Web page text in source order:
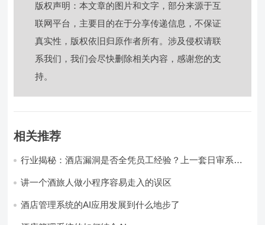
版权声明：本文章的图片和文字，部分来源于互
联网平台，主要目的在于分享传递信息，不保证
真实性，版权依旧归原作者所有。涉及侵权请联
系我们，我们会尽快删除相关内容，感谢您的支
持。
相关推荐
行业揭秘：酒店漏洞是否全凭员工经验？上一套日审系
讲一个酒旅人做小程序容易走入的误区
酒店管理系统的AI应用发展到什么地步了